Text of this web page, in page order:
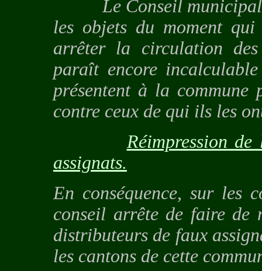
Le Conseil municipal
les objets du moment
arrêter la circulation
paraît encore
présentent à la
contre ceux de qui ils les
Réimpression
assignats.
En conséquence, sur les
conseil arrête de faire de
distributeurs de faux
les cantons de cette